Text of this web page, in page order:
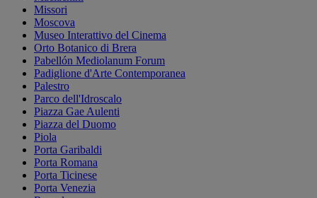
Missori
Moscova
Museo Interattivo del Cinema
Orto Botanico di Brera
Pabellón Mediolanum Forum
Padiglione d'Arte Contemporanea
Palestro
Parco dell'Idroscalo
Piazza Gae Aulenti
Piazza del Duomo
Piola
Porta Garibaldi
Porta Romana
Porta Ticinese
Porta Venezia